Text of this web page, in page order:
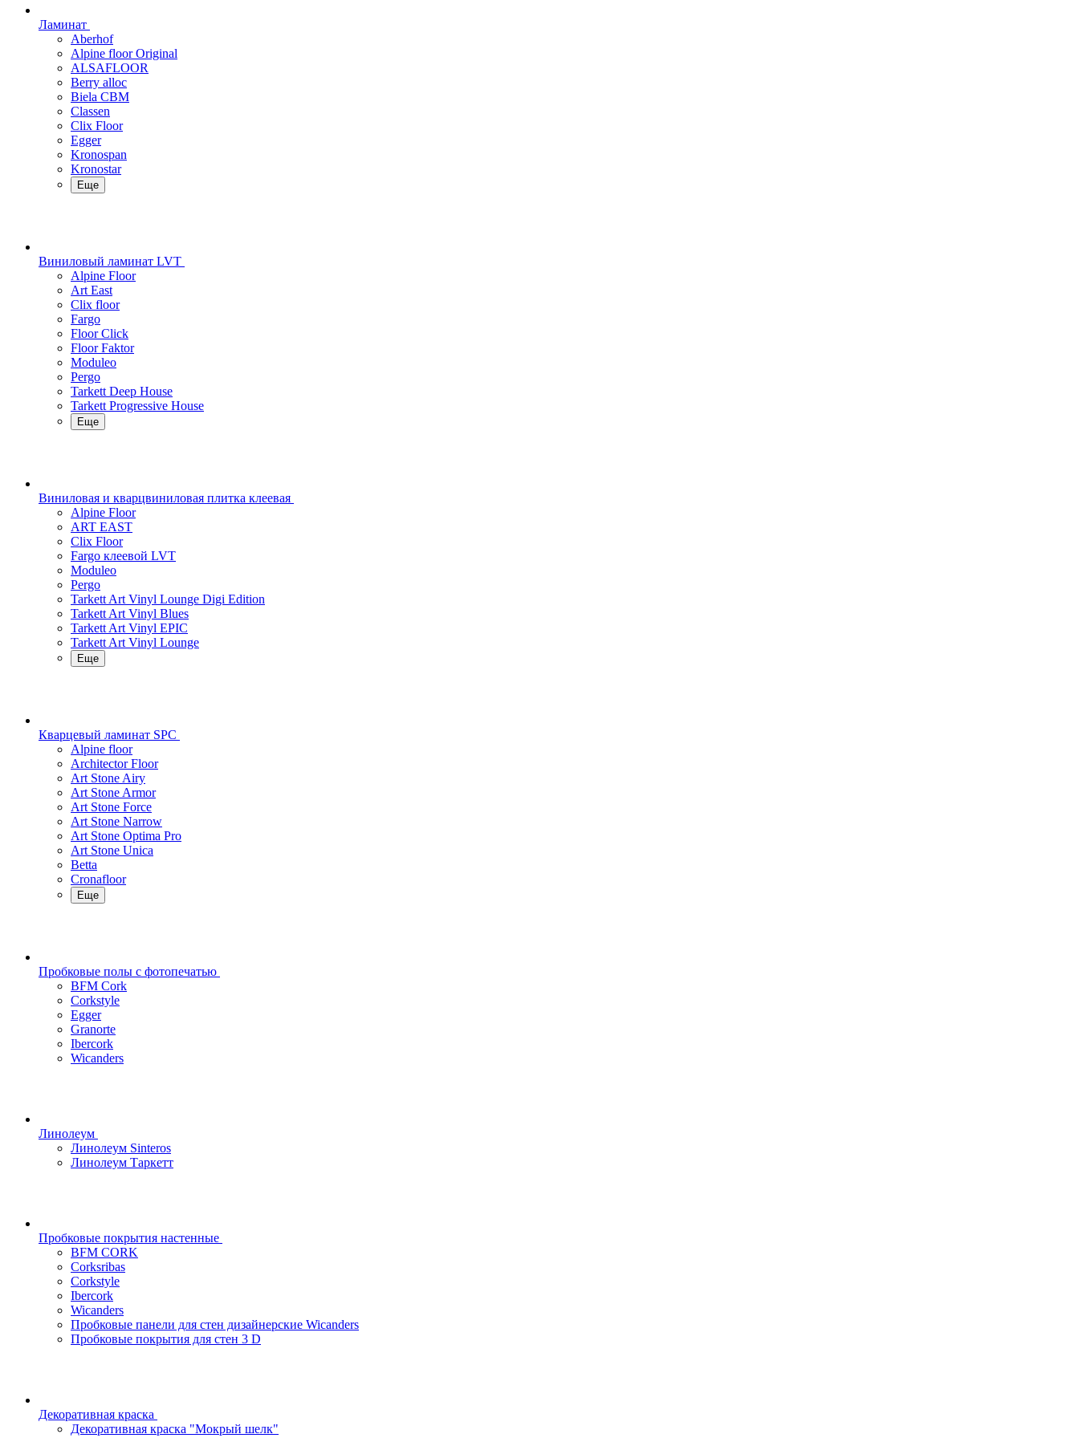
Ламинат
Aberhof
Alpine floor Original
ALSAFLOOR
Berry alloc
Biela CBM
Classen
Clix Floor
Egger
Kronospan
Kronostar
Еще
Виниловый ламинат LVT
Alpine Floor
Art East
Clix floor
Fargo
Floor Click
Floor Faktor
Moduleo
Pergo
Tarkett Deep House
Tarkett Progressive House
Еще
Виниловая и кварцвиниловая плитка клеевая
Alpine Floor
ART EAST
Clix Floor
Fargo клеевой LVT
Moduleo
Pergo
Tarkett Art Vinyl Lounge Digi Edition
Tarkett Art Vinyl Blues
Tarkett Art Vinyl EPIC
Tarkett Art Vinyl Lounge
Еще
Кварцевый ламинат SPC
Alpine floor
Architector Floor
Art Stone Airy
Art Stone Armor
Art Stone Force
Art Stone Narrow
Art Stone Optima Pro
Art Stone Unica
Betta
Cronafloor
Еще
Пробковые полы с фотопечатью
BFM Cork
Corkstyle
Egger
Granorte
Ibercork
Wicanders
Линолеум
Линолеум Sinteros
Линолеум Таркетт
Пробковые покрытия настенные
BFM CORK
Corksribas
Corkstyle
Ibercork
Wicanders
Пробковые панели для стен дизайнерские Wicanders
Пробковые покрытия для стен 3 D
Декоративная краска
Декоративная краска "Мокрый шелк"